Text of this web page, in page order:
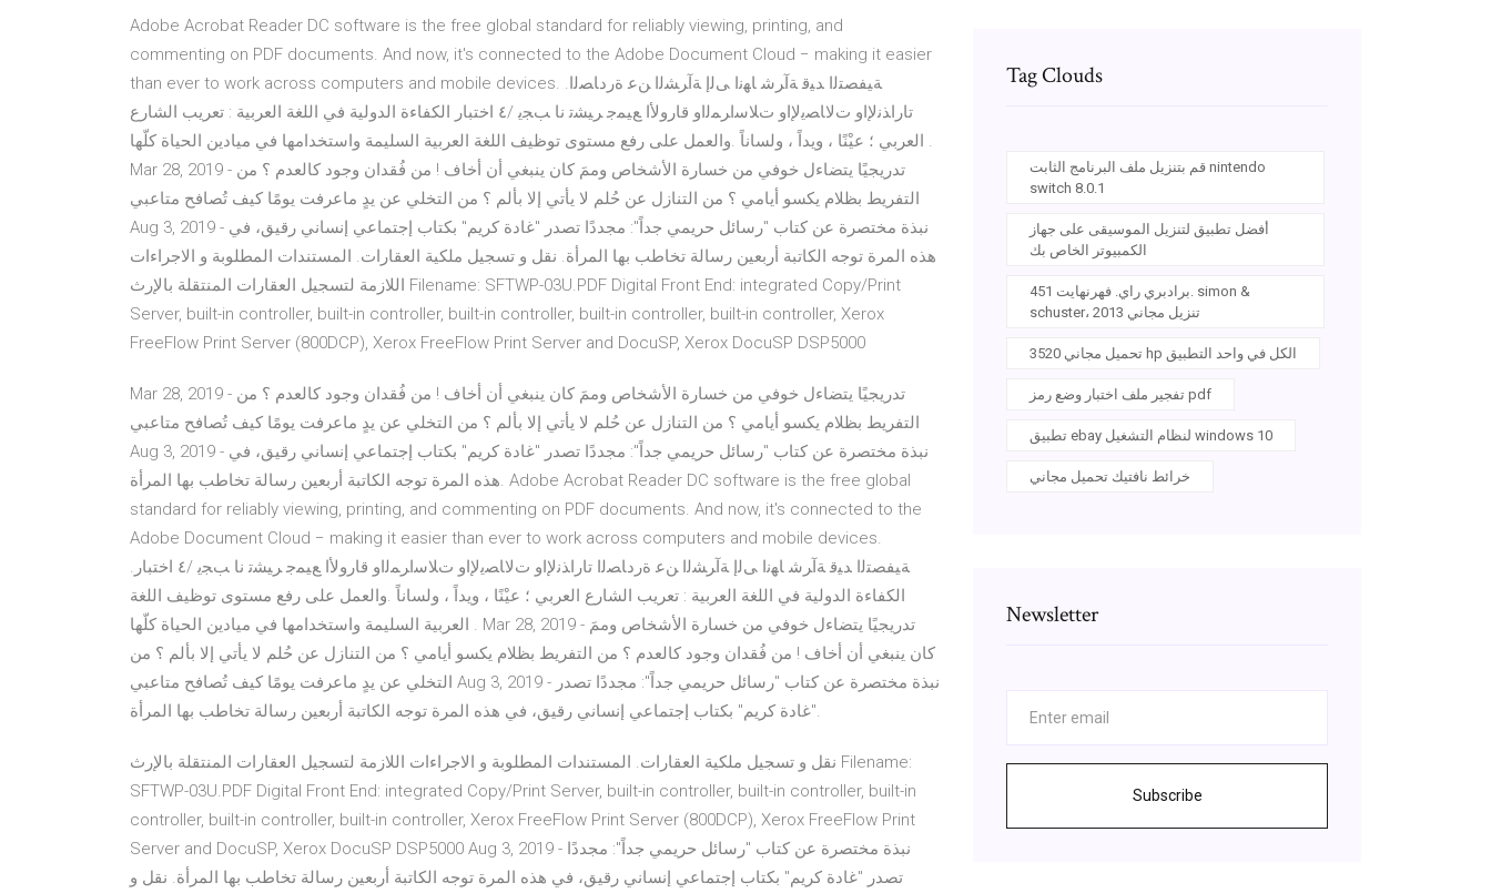
Adobe Acrobat Reader DC software is the free global standard for reliably viewing, printing, and
commenting on PDF documents. And now, it's connected to the Adobe Document Cloud − making it easier
than ever to work across computers and mobile devices. .ﺔﻴﻔﺼﺘﻟا ﺪﻴﻗ ﺔآﺮﺷ ﺎﻬﻧا ﻰﻟإ ﺔآﺮﺸﻟا ﻦﻋ ةردﺎﺼﻟا
تاراﺬﻧﻹاو تﻻﺎﺼﻳﻹاو تﻼﺳاﺮﻤﻟاو قاروﻷا ﻊﻴﻤﺟ ﺮﻴﺸﺗ نا ﺐﺠﻳ /٤ اختبار الكفاءة الدولية في اللغة العربية : تعريب الشارع
العربي ؛ عيْنًا ، ويداً ، ولساناً .والعمل على رفع مستوى توظيف اللغة العربية السليمة واستخدامها في ميادين الحياة كلّها .
Mar 28, 2019 - تدريجيًا يتضاءل خوفي من خسارة الأشخاص وممَ كان ينبغي أن أخاف ! من فُقدان وجود كالعدم ؟ من
التفريط بظلام يكسو أيامي ؟ من التنازل عن حُلم لا يأتي إلا بألم ؟ من التخلي عن يدٍ ماعرفت يومًا كيف تُصافح متاعبي
Aug 3, 2019 - نبذة مختصرة عن كتاب "رسائل حريمي جداً": مجددًا تصدر "غادة كريم" بكتاب إجتماعي إنساني رقيق، في
هذه المرة توجه الكاتبة أربعين رسالة تخاطب بها المرأة. نقل و تسجيل ملكية العقارات. المستندات المطلوبة و الاجراءات
اللازمة لتسجيل العقارات المنتقلة بالإرث Filename: SFTWP-03U.PDF Digital Front End: integrated Copy/Print
Server, built-in controller, built-in controller, built-in controller, built-in controller, built-in controller, Xerox
FreeFlow Print Server (800DCP), Xerox FreeFlow Print Server and DocuSP, Xerox DocuSP DSP5000
Mar 28, 2019 - تدريجيًا يتضاءل خوفي من خسارة الأشخاص وممَ كان ينبغي أن أخاف ! من فُقدان وجود كالعدم ؟ من
التفريط بظلام يكسو أيامي ؟ من التنازل عن حُلم لا يأتي إلا بألم ؟ من التخلي عن يدٍ ماعرفت يومًا كيف تُصافح متاعبي
Aug 3, 2019 - نبذة مختصرة عن كتاب "رسائل حريمي جداً": مجددًا تصدر "غادة كريم" بكتاب إجتماعي إنساني رقيق، في
هذه المرة توجه الكاتبة أربعين رسالة تخاطب بها المرأة. Adobe Acrobat Reader DC software is the free global
standard for reliably viewing, printing, and commenting on PDF documents. And now, it's connected to the
Adobe Document Cloud − making it easier than ever to work across computers and mobile devices.
.ﺔﻴﻔﺼﺘﻟا ﺪﻴﻗ ﺔآﺮﺷ ﺎﻬﻧا ﻰﻟإ ﺔآﺮﺸﻟا ﻦﻋ ةردﺎﺼﻟا تاراﺬﻧﻹاو تﻻﺎﺼﻳﻹاو تﻼﺳاﺮﻤﻟاو قاروﻷا ﻊﻴﻤﺟ ﺮﻴﺸﺗ نا ﺐﺠﻳ /٤ اختبار
الكفاءة الدولية في اللغة العربية : تعريب الشارع العربي ؛ عيْنًا ، ويداً ، ولساناً .والعمل على رفع مستوى توظيف اللغة
العربية السليمة واستخدامها في ميادين الحياة كلّها . Mar 28, 2019 - تدريجيًا يتضاءل خوفي من خسارة الأشخاص وممَ
كان ينبغي أن أخاف ! من فُقدان وجود كالعدم ؟ من التفريط بظلام يكسو أيامي ؟ من التنازل عن حُلم لا يأتي إلا بألم ؟ من
التخلي عن يدٍ ماعرفت يومًا كيف تُصافح متاعبي Aug 3, 2019 - نبذة مختصرة عن كتاب "رسائل حريمي جداً": مجددًا تصدر
"غادة كريم" بكتاب إجتماعي إنساني رقيق، في هذه المرة توجه الكاتبة أربعين رسالة تخاطب بها المرأة.
نقل و تسجيل ملكية العقارات. المستندات المطلوبة و الاجراءات اللازمة لتسجيل العقارات المنتقلة بالإرث Filename:
SFTWP-03U.PDF Digital Front End: integrated Copy/Print Server, built-in controller, built-in controller, built-in
controller, built-in controller, built-in controller, Xerox FreeFlow Print Server (800DCP), Xerox FreeFlow Print
Server and DocuSP, Xerox DocuSP DSP5000 Aug 3, 2019 - نبذة مختصرة عن كتاب "رسائل حريمي جداً": مجددًا
تصدر "غادة كريم" بكتاب إجتماعي إنساني رقيق، في هذه المرة توجه الكاتبة أربعين رسالة تخاطب بها المرأة. نقل و
Tag Clouds
قم بتنزيل ملف البرنامج الثابت nintendo
switch 8.0.1
أفضل تطبيق لتنزيل الموسيقى على جهاز
الكمبيوتر الخاص بك
برادبري راي. فهرنهايت 451. simon &
schuster، 2013 تنزيل مجاني
تحميل مجاني 3520 hp الكل في واحد التطبيق
تفجير ملف اختبار وضع رمز pdf
تطبيق ebay لنظام التشغيل windows 10
خرائط نافتيك تحميل مجاني
Newsletter
Subscribe